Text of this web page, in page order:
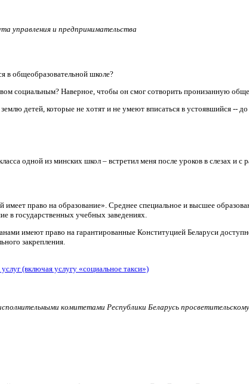
управления и предпринимательства
в общеобразовательной школе?
социальным? Наверное, чтобы он смог сотворить пронизанную
детей, которые не хотят и не умеют вписаться в устоявшийся -- до
одной из минских школ – встретил меня после уроков в слезах и
имеет право на образование». Среднее специальное и высшее
в государственных учебных заведениях.
имеют право на гарантированные Конституцией Беларуси
закрепления.
(включая услугу «социальное такси»)
комитетами Республики Беларусь